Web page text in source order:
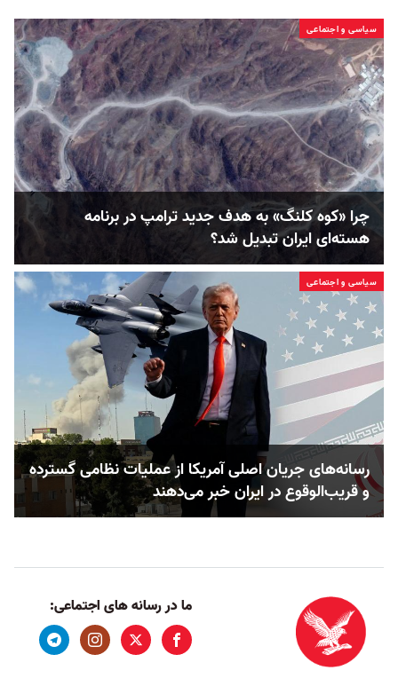
سیاسی و اجتماعی
چرا «کوه کلنگ» به هدف جدید ترامپ در برنامه
هسته‌ای ایران تبدیل شد؟
سیاسی و اجتماعی
رسانه‌های جریان اصلی آمریکا از عملیات نظامی گسترده
و قریب‌الوقوع در ایران خبر می‌دهند
ما در رسانه های اجتماعی: